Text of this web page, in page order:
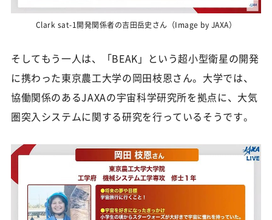
Clark sat-1開発関係者の吉田岳史さん（Image by JAXA）
そしてもう一人は、「BEAK」という超小型衛星の開発
に携わった東京農工大学の岡田枝恩さん。大学では、
協働関係のあるJAXAの宇宙科学研究所を拠点に、大気
圏突入システムに関する研究を行っているそうです。